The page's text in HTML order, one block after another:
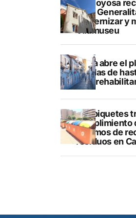
Villajoyosa
de la
modernizar y
Vilamuseu
Altea abre el
ayudas de
para
Los piquetes
cumplimiento
mínimos de
residuos en